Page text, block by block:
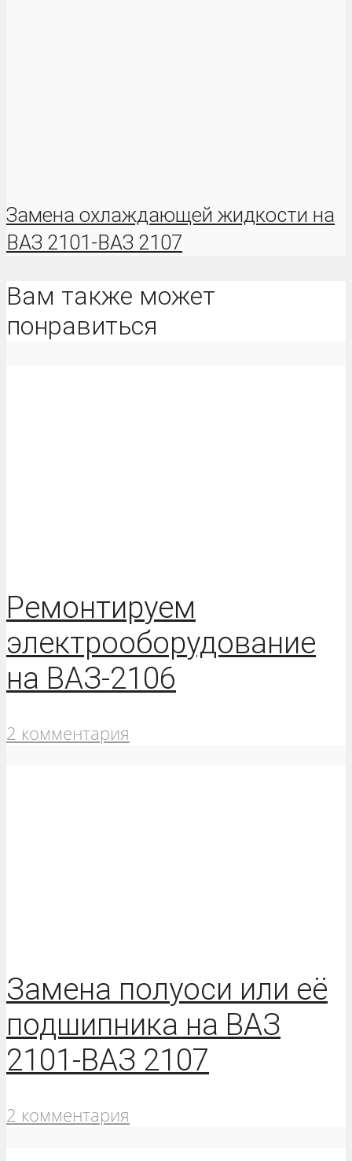
Замена охлаждающей жидкости на
ВАЗ 2101-ВАЗ 2107
Вам также может
понравиться
Ремонтируем
электрооборудование
на ВАЗ-2106
2 комментария
Замена полуоси или её
подшипника на ВАЗ
2101-ВАЗ 2107
2 комментария